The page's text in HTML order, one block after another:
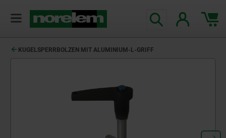
KUGELSPERRBOLZEN MIT ALUMINIUM-L-GRIFF